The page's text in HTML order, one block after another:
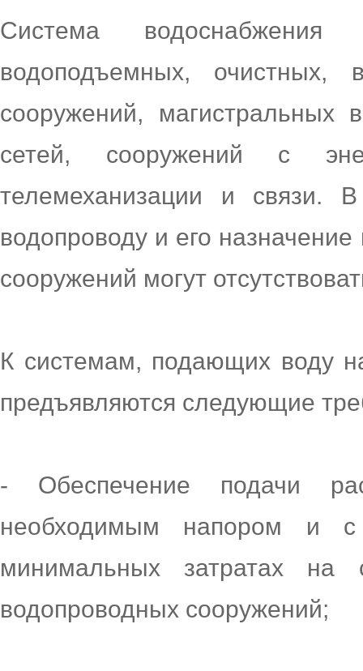
Система
водоподъемных, очистных,
сооружений, магистральных
сетей, сооружений с
телемеханизации и связи.
водопроводу и его
сооружений могут
К системам, подающих воду
предъявляются следующие
- Обеспечение подачи
необходимым напором и с
минимальных затратах на
водопроводных сооружений;